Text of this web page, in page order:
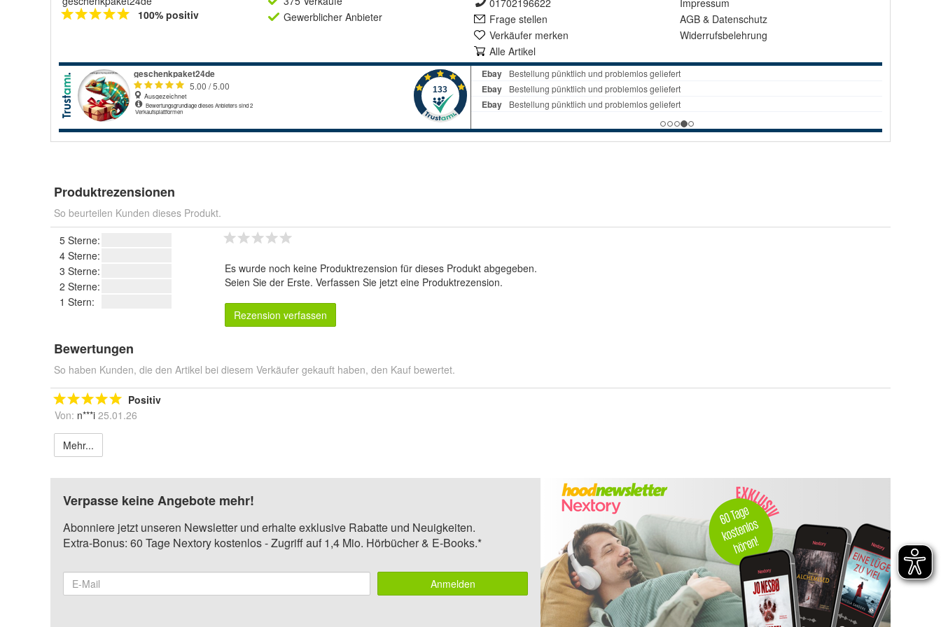
100% positiv
Gewerblicher Anbieter
Frage stellen
Verkäufer merken
Alle Artikel
AGB & Datenschutz
Widerrufsbelehrung
Produktrezensionen
So beurteilen Kunden dieses Produkt.
5 Sterne:
4 Sterne:
3 Sterne:
2 Sterne:
1 Stern:
Es wurde noch keine Produktrezension für dieses Produkt abgegeben.
Seien Sie der Erste. Verfassen Sie jetzt eine Produktrezension.
Rezension verfassen
Bewertungen
So haben Kunden, die den Artikel bei diesem Verkäufer gekauft haben, den Kauf bewertet.
Positiv
Von: n***i 25.01.26
Mehr...
Verpasse keine Angebote mehr!
Abonniere jetzt unseren Newsletter und erhalte exklusive Rabatte und Neuigkeiten.
Extra-Bonus: 60 Tage Nextory kostenlos - Zugriff auf 1,4 Mio. Hörbücher & E-Books.*
Anmelden